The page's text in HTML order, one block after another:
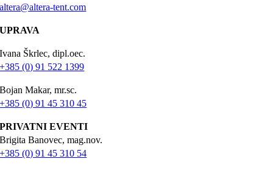
altera@altera-tent.com
UPRAVA
Ivana Škrlec, dipl.oec.
+385 (0) 91 522 1399
Bojan Makar, mr.sc.
+385 (0) 91 45 310 45
PRIVATNI EVENTI
Brigita Banovec, mag.nov.
+385 (0) 91 45 310 54